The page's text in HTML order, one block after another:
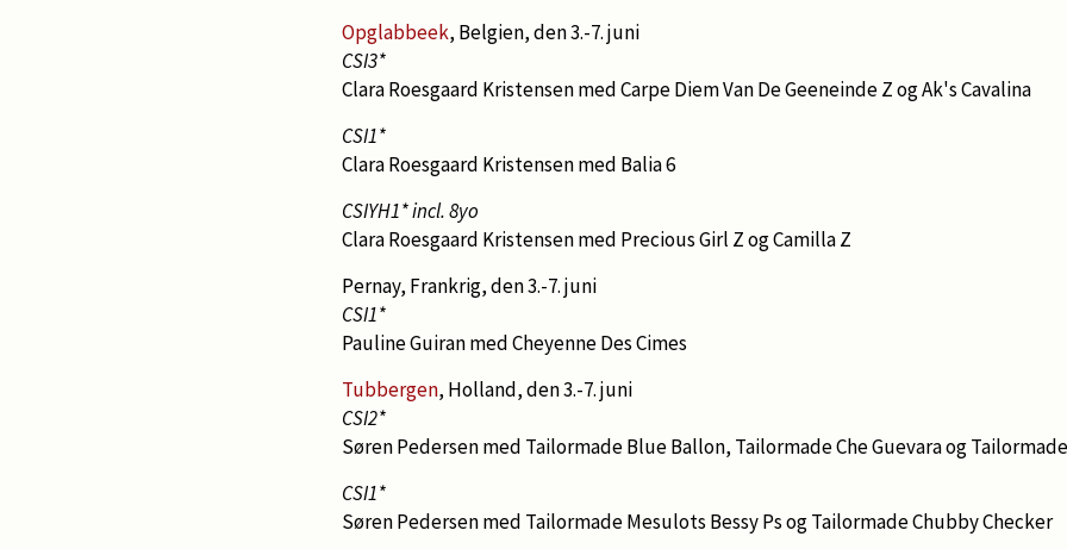
Opglabbeek, Belgien, den 3.-7. juni
CSI3*
Clara Roesgaard Kristensen med Carpe Diem Van De Geeneinde Z og Ak's Cavalina
CSI1*
Clara Roesgaard Kristensen med Balia 6
CSIYH1* incl. 8yo
Clara Roesgaard Kristensen med Precious Girl Z og Camilla Z
Pernay, Frankrig, den 3.-7. juni
CSI1*
Pauline Guiran med Cheyenne Des Cimes
Tubbergen, Holland, den 3.-7. juni
CSI2*
Søren Pedersen med Tailormade Blue Ballon, Tailormade Che Guevara og
CSI1*
Søren Pedersen med Tailormade Mesulots Bessy Ps og Tailormade Chubby Checker